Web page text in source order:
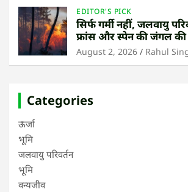
EDITOR'S PICK
सिर्फ गर्मी नहीं, जलवायु
फ्रांस और स्पेन की जंगल
August 2, 2026 Rahul
Categories
ऊर्जा
भूमि
जलवायु परिवर्तन
भूमि
वन्यजीव